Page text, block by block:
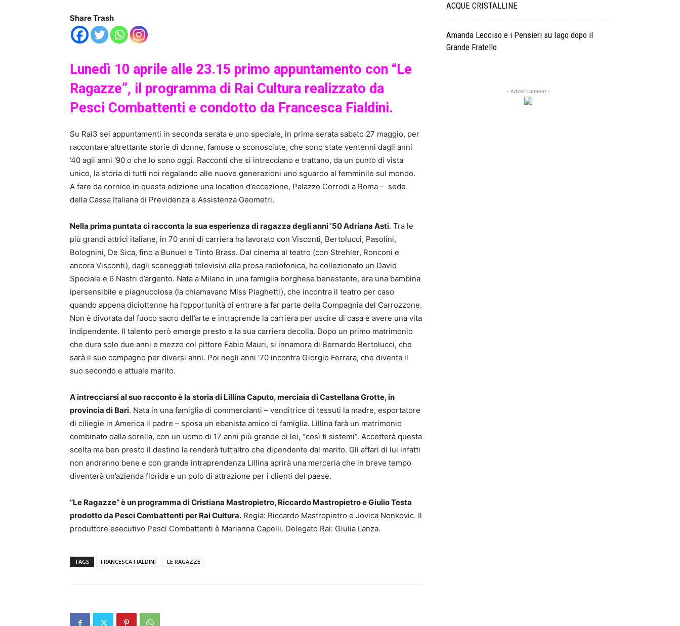
Share Trash
Lunedì 10 aprile alle 23.15 primo appuntamento con “Le
Ragazze”, il programma di Rai Cultura realizzato da
Pesci Combattenti e condotto da Francesca Fialdini.
Su Rai3 sei appuntamenti in seconda serata e uno speciale, in prima serata sabato 27 maggio, per
raccontare altrettante storie di donne, famose o sconosciute, che sono state ventenni dagli anni
‘40 agli anni ‘90 o che lo sono oggi. Racconti che si intrecciano e trattano, da un punto di vista
unico, la storia di tutti noi regalando alle nuove generazioni uno sguardo al femminile sul mondo.
A fare da cornice in questa edizione una location d’eccezione, Palazzo Corrodi a Roma – sede
della Cassa Italiana di Previdenza e Assistenza Geometri.
Nella prima puntata ci racconta la sua esperienza di ragazza degli anni ‘50 Adriana Asti. Tra le
più grandi attrici italiane, in 70 anni di carriera ha lavorato con Visconti, Bertolucci, Pasolini,
Bolognini, De Sica, fino a Bunuel e Tinto Brass. Dal cinema al teatro (con Strehler, Ronconi e
ancora Visconti), dagli sceneggiati televisivi alla prosa radiofonica, ha collezionato un David
Speciale e 6 Nastri d’argento. Nata a Milano in una famiglia borghese benestante, era una bambina
ipersensibile e piagnucolosa (la chiamavano Miss Piaghetti), che incontra il teatro per caso
quando appena diciottenne ha l’opportunità di entrare a far parte della Compagnia del Carrozzone.
Non è divorata dal fuoco sacro dell’arte e intraprende la carriera per uscire di casa e avere una vita
indipendente. Il talento però emerge presto e la sua carriera decolla. Dopo un primo matrimonio
che dura solo due anni e mezzo col pittore Fabio Mauri, si innamora di Bernardo Bertolucci, che
sarà il suo compagno per diversi anni. Poi negli anni ’70 incontra Giorgio Ferrara, che diventa il
suo secondo e attuale marito.
A intrecciarsi al suo racconto è la storia di Lillina Caputo, merciaia di Castellana Grotte, in
provincia di Bari. Nata in una famiglia di commercianti – venditrice di tessuti la madre, esportatore
di ciliegie in America il padre – sposa un ebanista amico di famiglia. Lillina farà un matrimonio
combinato dalla sorella, con un uomo di 17 anni più grande di lei, “così ti sistemi”. Accetterà questa
scelta ma ben presto il destino la renderà tutt’altro che dipendente dal marito. Gli affari di lui infatti
non andranno bene e con grande intraprendenza Lillina aprirà una merceria che in breve tempo
diventerà un’azienda florida e un polo di attrazione per i clienti del paese.
“Le Ragazze” è un programma di Cristiana Mastropietro, Riccardo Mastropietro e Giulio Testa
prodotto da Pesci Combattenti per Rai Cultura. Regia: Riccardo Mastropietro e Jovica Nonkovic. Il
produttore esecutivo Pesci Combattenti è Marianna Capelli. Delegato Rai: Giulia Lanza.
TAGS FRANCESCA FIALDINI LE RAGAZZE
ACQUE CRISTALLINE
Amanda Lecciso e i Pensieri su Iago dopo il
Grande Fratello
- Advertisement -